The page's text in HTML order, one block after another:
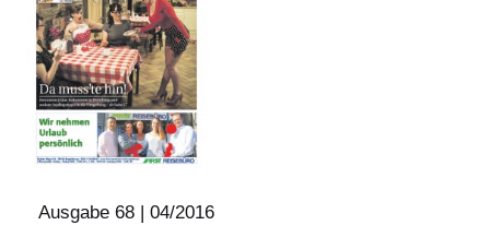
Ausgabe 68 | 04/2016